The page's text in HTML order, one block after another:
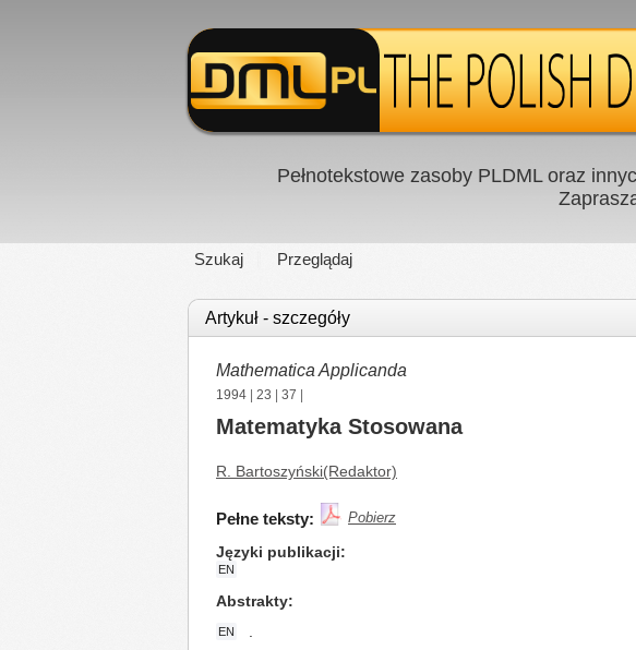
Pełnotekstowe zasoby PLDML oraz
Szukaj Przeglądaj
Artykuł - szczegóły
Mathematica Applicanda
1994 23 37
Matematyka Stosowana
R. Bartoszyński(Redaktor)
Pełne teksty: Pobierz
Języki publikacji
EN
Abstrakty
EN